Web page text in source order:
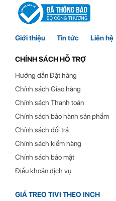
Giới thiệu Tin tức Liên hệ
CHÍNH SÁCH HỖ TRỢ
Hướng dẫn Đặt hàng
Chính sách Giao hàng
Chính sách Thanh toán
Chính sách bảo hành sản phẩm
Chính sách đổi trả
Chính sách kiểm hàng
Chính sách bảo mật
Điều khoản dịch vụ
GIÁ TREO TIVI THEO INCH